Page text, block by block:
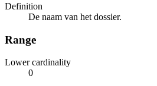
Definition
De naam van het dossier.
Range
Lower cardinality
0